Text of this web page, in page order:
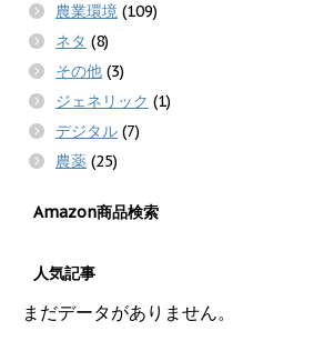
農業環境 (109)
ネタ (8)
その他 (3)
ジェネリック (1)
デジタル (7)
農薬 (25)
Amazon商品検索
人気記事
まだデータがありません。